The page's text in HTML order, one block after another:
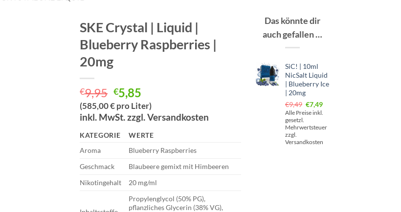
SKE Crystal | Liquid |
Blueberry Raspberries |
20mg
€9,95 Ursprünglicher
Preis
war:
€5,85
Preis
ist:
(585,00 € pro Liter)
inkl. MwSt. zzgl. Versandkosten
KATEGORIE
WERTE
Aroma
Blueberry Raspberries
Geschmack
Blaubeere gemixt mit Himbeeren
Nikotingehalt
20 mg/ml
Propylenglycol (50% PG),
pflanzliches Glycerin (38% VG),
Das könnte dir
auch gefallen …
SiC! | 10ml
NicSalt Liquid
| Blueberry Ice
| 20mg
€9,49 Ursprünglicher
Preis
€9,49
€7,49Aktueller
Preis
€7,49.
Alle Preise inkl.
gesetzl.
Mehrwertsteuer
zzgl.
Versandkosten